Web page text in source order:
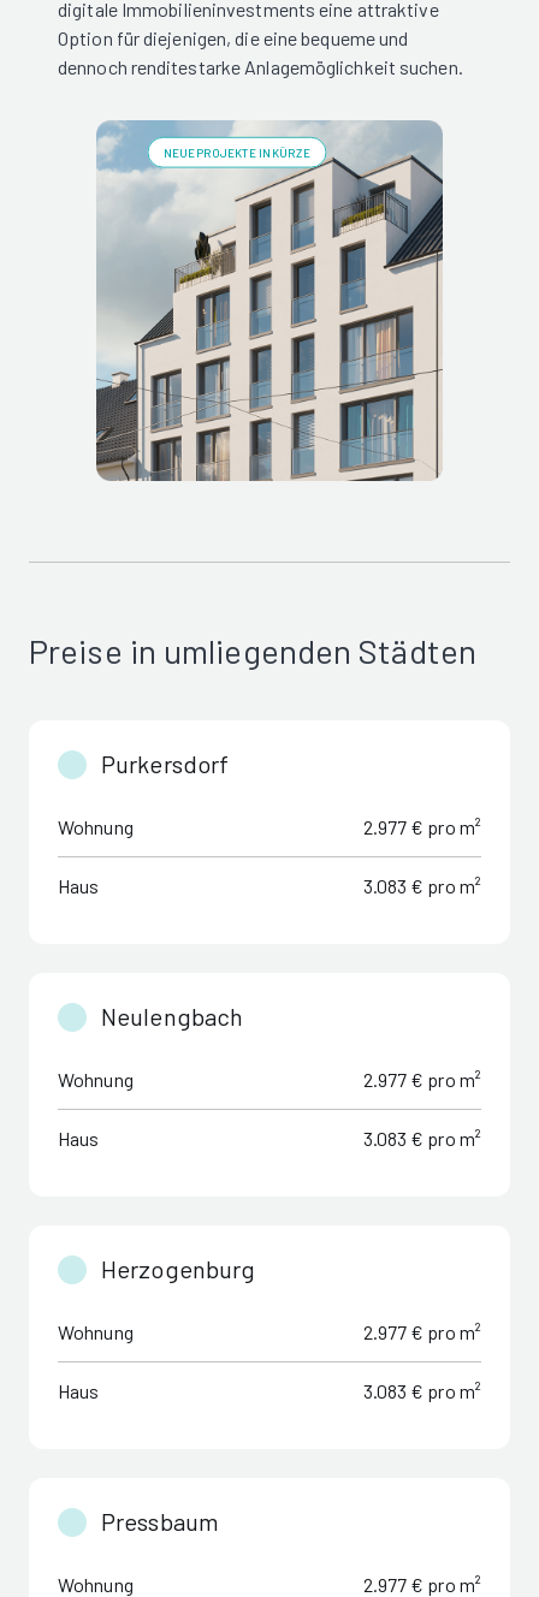
digitale Immobilieninvestments eine attraktive
Option für diejenigen, die eine bequeme und
dennoch renditestarke Anlagemöglichkeit suchen.
NEUE PROJEKTE IN KÜRZE
Preise in umliegenden Städten
Purkersdorf
Wohnung 2.977 € pro m²
Haus 3.083 € pro m²
Neulengbach
Wohnung 2.977 € pro m²
Haus 3.083 € pro m²
Herzogenburg
Wohnung 2.977 € pro m²
Haus 3.083 € pro m²
Pressbaum
Wohnung 2.977 € pro m²